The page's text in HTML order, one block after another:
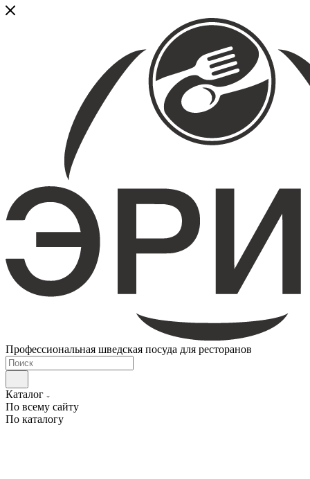
Профессиональная шведская посуда для ресторанов
Каталог
По всему сайту
По каталогу